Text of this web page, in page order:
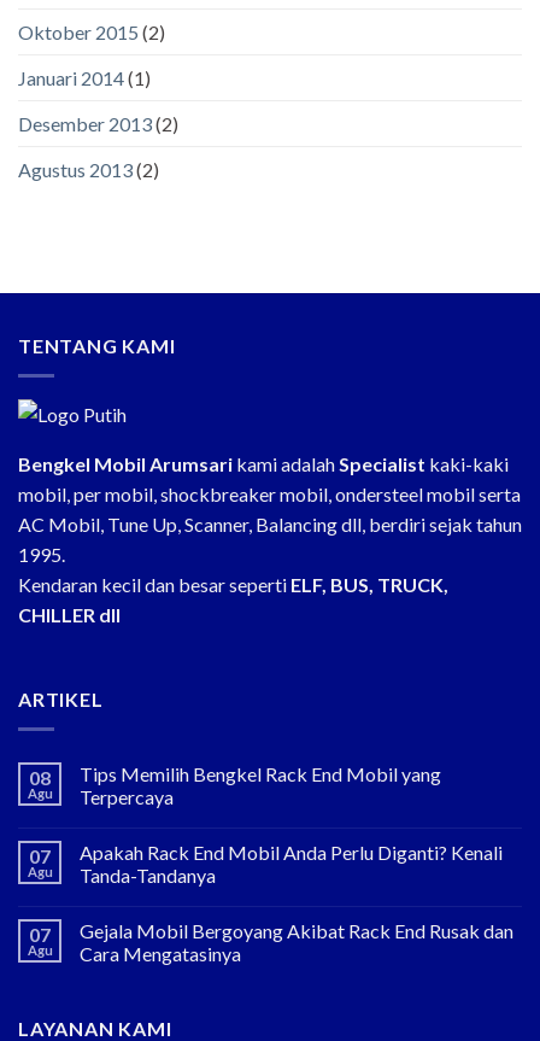
Oktober 2015 (2)
Januari 2014(1)
Desember 2013(2)
Agustus 2013(2)
TENTANG KAMI
Bengkel Mobil Arumsari kami adalahSpecialist kaki-kaki
mobil, per mobil, shockbreaker mobil, ondersteel mobil serta
AC Mobil, Tune Up, Scanner, Balancing dll, berdiri sejak tahun
1995.
Kendaran kecil dan besar seperti ELF, BUS, TRUCK,
CHILLER dll
ARTIKEL
08
Agu
Tips Memilih Bengkel Rack End Mobil yang
Terpercaya
07
Agu
Apakah Rack End Mobil Anda Perlu Diganti? Kenali
Tanda-Tandanya
07
Agu
Gejala Mobil Bergoyang Akibat Rack End Rusak dan
Cara Mengatasinya
LAYANAN KAMI